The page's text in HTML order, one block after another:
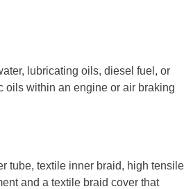
lubricating oils, diesel fuel, or
oils within an engine or air braking
tube, textile inner braid, high tensile
and a textile braid cover that